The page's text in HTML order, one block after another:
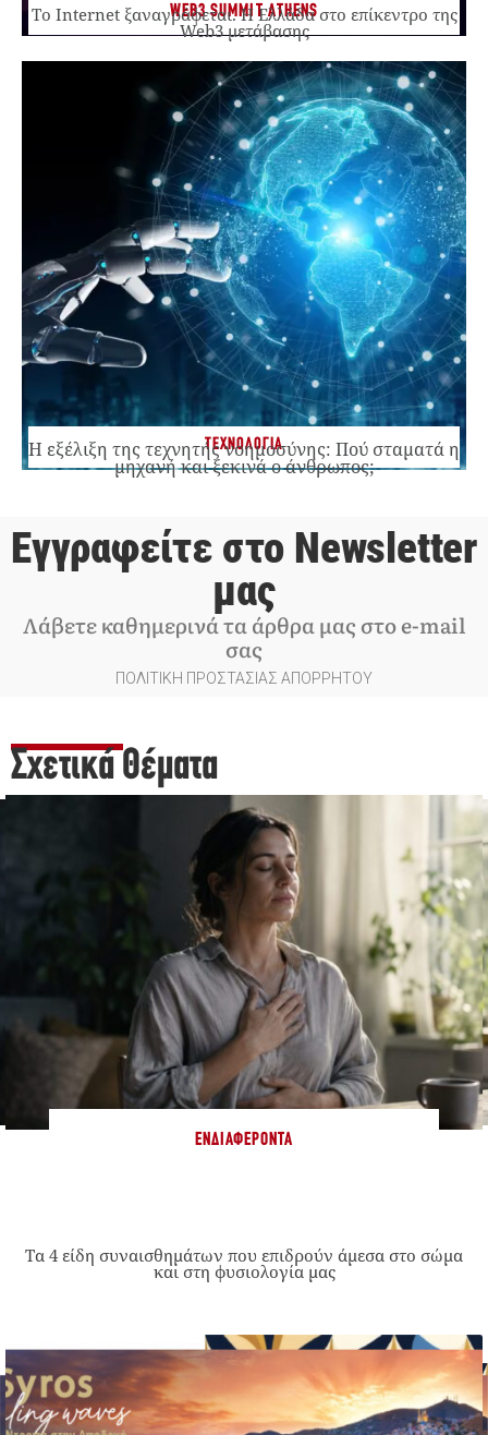
WEB3 SUMMIT ATHENS
Το Internet ξαναγράφεται. Η Ελλάδα στο επίκεντρο της
Web3 μετάβασης
ΤΕΧΝΟΛΟΓΙΑ
Η εξέλιξη της τεχνητής νοημοσύνης: Πού σταματά η
μηχανή και ξεκινά ο άνθρωπος;
Εγγραφείτε στο Newsletter
μας
Λάβετε καθημερινά τα άρθρα μας στο e-mail
σας
ΠΟΛΙΤΙΚΗ ΠΡΟΣΤΑΣΙΑΣ ΑΠΟΡΡΗΤΟΥ
Σχετικά Θέματα
ΕΝΔΙΑΦΈΡΟΝΤΑ
Τα 4 είδη συναισθημάτων που επιδρούν άμεσα στο σώμα
και στη φυσιολογία μας